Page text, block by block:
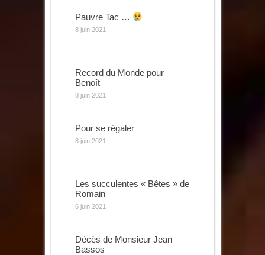
Pauvre Tac …
8 juin 2021
Record du Monde pour
Benoît
8 juin 2021
Pour se régaler
8 juin 2021
Les succulentes « Bêtes » de
Romain
6 juin 2021
Décès de Monsieur Jean
Bassos